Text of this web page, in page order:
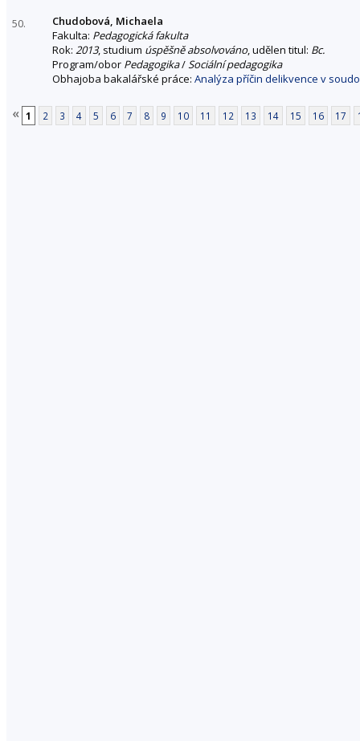
50.
Chudobová, Michaela
Fakulta: Pedagogická fakulta
Rok: 2013, studium úspěšně absolvováno, udělen titul: Bc.
Program/obor Pedagogika/Sociální pedagogika
Obhajoba bakalářské práce: Analýza příčin delikvence v
« 1 2 3 4 5 6 7 8 9 10 11 12 13 14 15 16 17